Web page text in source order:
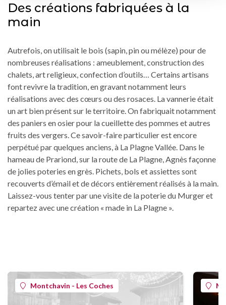
Des créations fabriquées à la
main
Autrefois, on utilisait le bois (sapin, pin ou mélèze) pour de
nombreuses réalisations : ameublement, construction des
chalets, art religieux, confection d’outils… Certains artisans
font revivre la tradition, en gravant notamment leurs
réalisations avec des cœurs ou des rosaces. La vannerie était
un art bien présent sur le territoire. On fabriquait notamment
des paniers en osier pour la cueillette des pommes et autres
fruits des vergers. Ce savoir-faire particulier est encore
perpétué par quelques anciens, à La Plagne Vallée. Dans le
hameau de Prariond, sur la route de La Plagne, Agnès façonne
de jolies poteries en grès. Pichets, bols et assiettes sont
recouverts d’émail et de décors entièrement réalisés à la main.
Laissez-vous tenter par une visite de la poterie du Murger et
repartez avec une création « made in La Plagne ».
Montchavin - Les Coches